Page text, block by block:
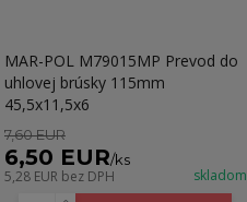
MAR-POL M79015MP Prevod do
uhlovej brúsky 115mm
45,5x11,5x6
7,60 EUR
6,50 EUR/ks
5,28 EUR bez DPH skladom